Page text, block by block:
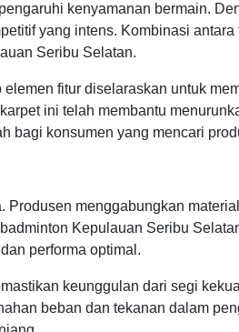
kenyamanan bermain.
yang intens. Kombinasi antara
Seribu Selatan.
fitur diselaraskan untuk
ini telah membantu
bagi konsumen yang mencari
Produsen menggabungkan
Kepulauan Seribu
performa optimal.
keunggulan dari segi
beban dan tekanan dalam